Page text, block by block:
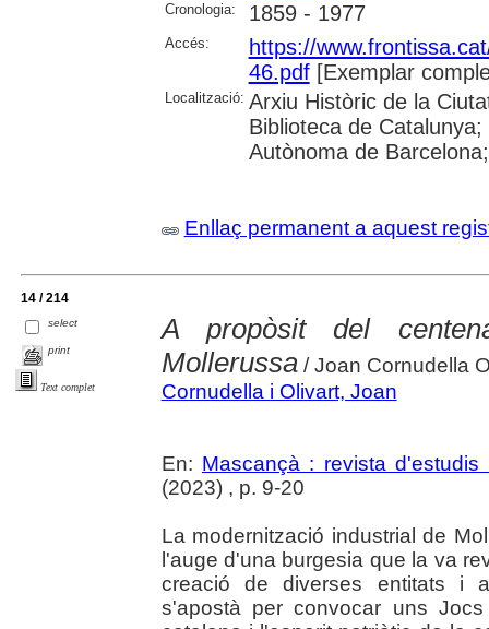
Cronologia: 1859 - 1977
Accés:
https://
46.pdf[Exemplar
Localització: Arxiu Històric de la
Biblioteca de
Autònoma de
Enllaç permanent a aquest
14 / 214
select
print
Text complet
A propòsit del
Mollerussa/ Joan Cornudella
Cornudella i Olivart, Joan
En: Mascançà : revista
(2023) , p. 9-20
La modernització industrial de
l'auge d'una burgesia que la va
creació de diverses entitats i
s'apostà per convocar uns